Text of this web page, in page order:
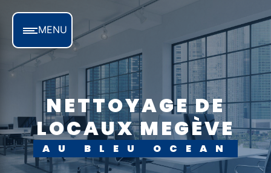
MENU
NETTOYAGE DE
LOCAUX MEGÈVE
AU BLEU OCEAN
Panneau de gestion des cookies